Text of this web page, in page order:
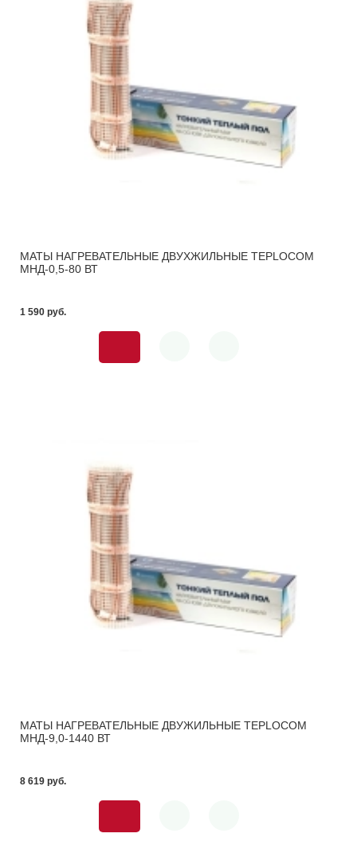
МАТЫ НАГРЕВАТЕЛЬНЫЕ ДВУХЖИЛЬНЫЕ TEPLOCOM
МНД-0,5-80 ВТ
1 590 pуб.
МАТЫ НАГРЕВАТЕЛЬНЫЕ ДВУЖИЛЬНЫЕ TEPLOCOM
МНД-9,0-1440 ВТ
8 619 pуб.